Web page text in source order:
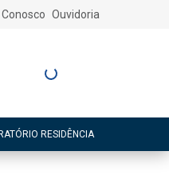
Conosco Ouvidoria
Entre ou Cadastre-
RESIDÊNCIA